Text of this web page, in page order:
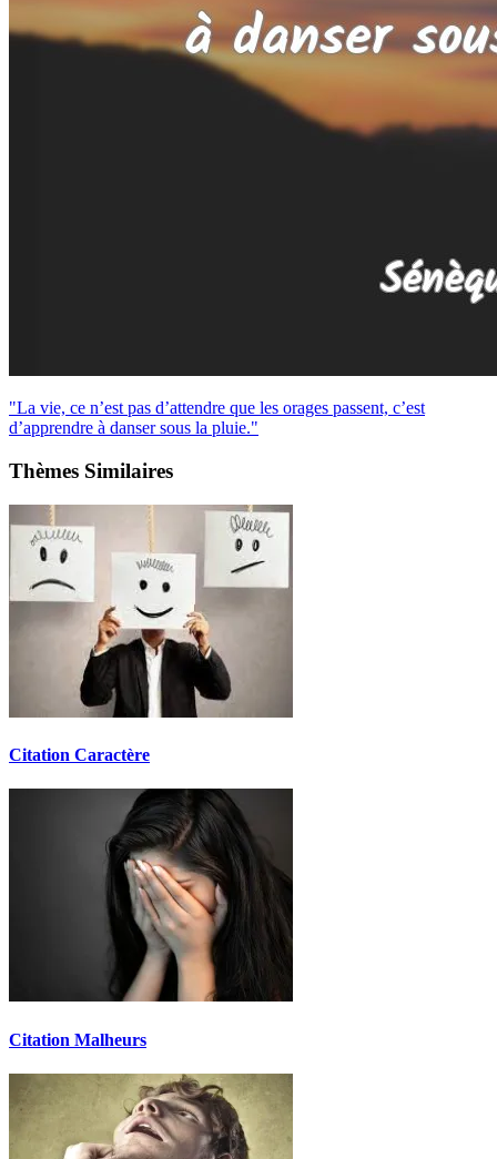
"La vie, ce n’est pas d’attendre que les orages passent, c’est
d’apprendre à danser sous la pluie."
Thèmes Similaires
Citation Caractère
Citation Malheurs